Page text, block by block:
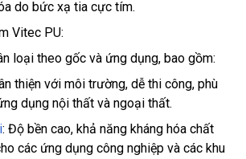
do bức xạ tia cực tím.
Vitec PU:
loại theo gốc và ứng dụng, bao gồm:
thiện với môi trường, dễ thi công, phù
dụng nội thất và ngoại thất.
: Độ bền cao, khả năng kháng hóa chất
các ứng dụng công nghiệp và các khu